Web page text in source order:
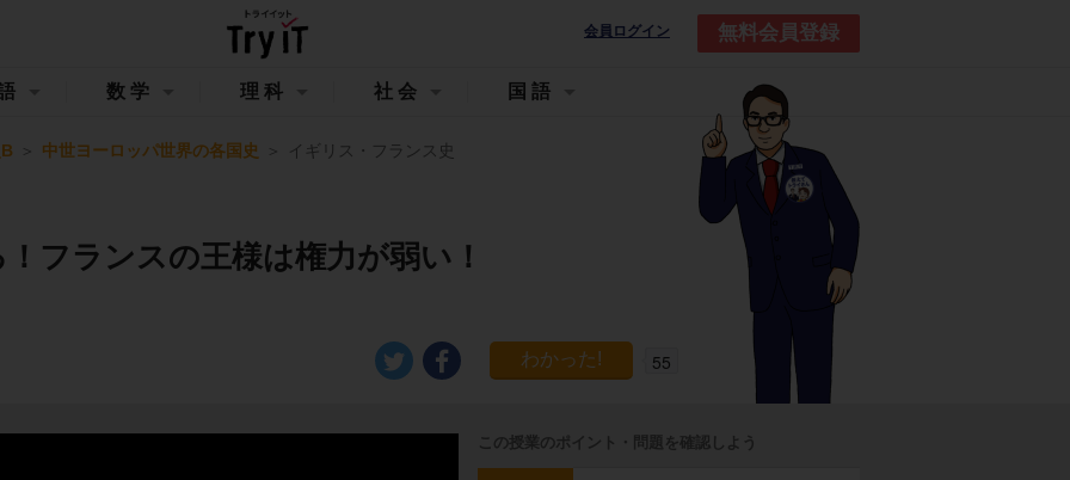
会員ログイン 無料会員登録
数学 理科 社会 国語
中世ヨーロッパ世界の各国史 イギリス・フランス史
フランスの王様は権力が弱い！
55
この授業のポイント・問題を確認しよう